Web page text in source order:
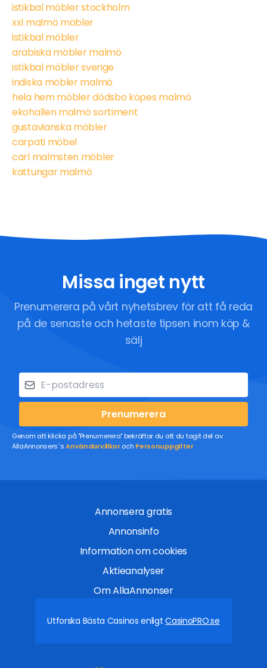
istikbal möbler stockholm
xxl malmö möbler
istikbal möbler
arabiska möbler malmö
istikbal möbler sverige
indiska möbler malmö
hela hem möbler dödsbo köpes malmö
ekohallen malmö sortiment
gustavianska möbler
carpati möbel
carl malmsten möbler
kattungar malmö
Missa inget nytt
Prenumerera på vårt nyhetsbrev för att få reda
på de senaste och hetaste tipsen inom köp &
sälj
Prenumerera
Genom att klicka på "Prenumerera" bekräftar du att du tagit del av
AllaAnnonsers´sAnvändarvillkoroch Personuppgifter
Annonsera gratis
Annonsinfo
Information om cookies
Aktieanalyser
Om AllaAnnonser
Utforska Bästa Casinos enligtCasinoPRO.se